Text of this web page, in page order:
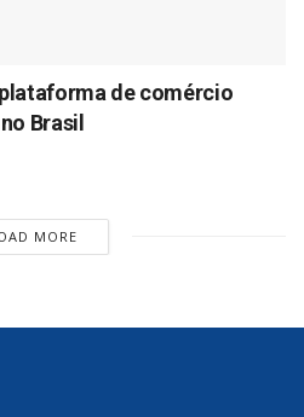
de comércio
Brasil
MORE